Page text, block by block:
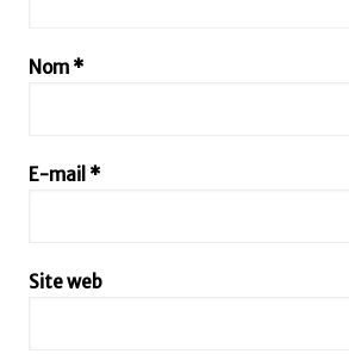
Nom *
E-mail *
Site web